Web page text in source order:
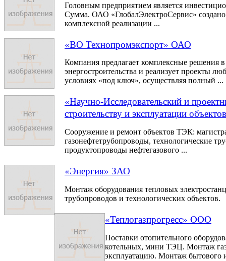
Головным предприятием является
Сумма. ОАО «ГлобалЭлектроСервис» создано
комплексной реализации ...
«ВО Технопромэкспорт» ОАО
Компания предлагает комплексные решения в
энергостроительства и реализует проекты
условиях «под ключ», осуществляя полный ...
«Научно-Исследовательский и
строительству и эксплуатации
Сооружение и ремонт объектов ТЭК:
газонефтетрубопроводы, технологические
продуктопроводы нефтегазового ...
«Энергия» ЗАО
Монтаж оборудования тепловых
трубопроводов и технологических объектов.
«Теплогазпрогресс» OOO
Поставки отопительного
котельных, мини ТЭЦ. Монтаж
эксплуатацию. Монтаж бытового